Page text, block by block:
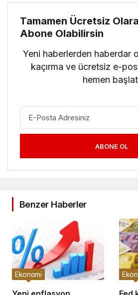
Tamamen Ücretsiz
Abone Olabilirsin
Yeni haberlerden haberdar
kaçırma ve ücretsiz e-
hemen
ABONE OL
Benzer Haberler
Ekonomi